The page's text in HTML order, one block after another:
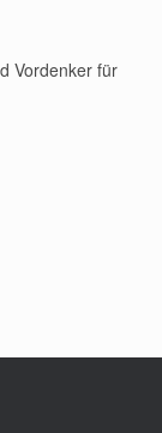
Vordenker für